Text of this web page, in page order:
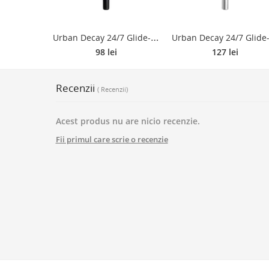
U
rban Decay 24/7 Glide-On-Eye dermatograf persistent rezistent la apa culoare Perversion 1.2 g
98 lei 127 lei
Recenzii ( Recenzii)
Acest produs nu are nicio recenzie.
Fii primul care scrie o recenzie